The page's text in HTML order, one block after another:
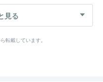
見る
転載しています。